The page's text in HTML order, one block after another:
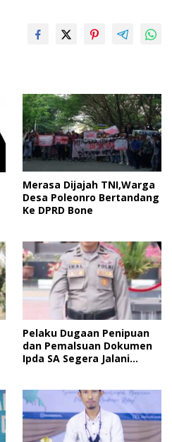
Merasa Dijajah TNI,Warga
Desa Poleonro Bertandang
Ke DPRD Bone
Pelaku Dugaan Penipuan
dan Pemalsuan Dokumen
Ipda SA Segera Jalani
Hakim